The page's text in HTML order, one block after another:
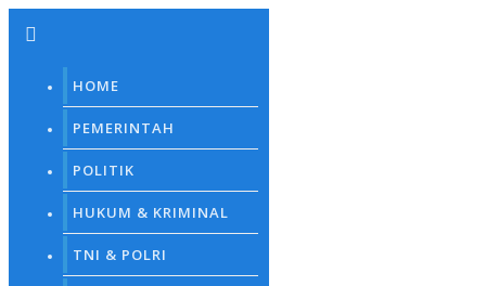
HOME
PEMERINTAH
POLITIK
HUKUM & KRIMINAL
TNI & POLRI